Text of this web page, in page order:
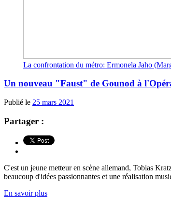
La confrontation du métro: Ermonela Jaho
Un nouveau "Faust" de Gounod à
Publié le 25 mars 2021
Partager :
C'est un jeune metteur en scène allemand, Tobias
beaucoup d'idées passionnantes et une réalisation
En savoir plus